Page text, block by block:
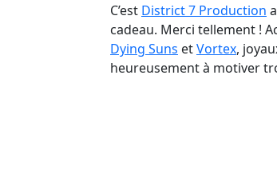
C’est District 7 Production
cadeau. Merci tellement !
Dying Suns etVortex,
heureusement à motiver